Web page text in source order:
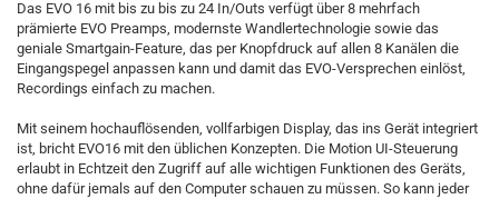
Das EVO 16 mit bis zu bis zu 24 In/Outs verfügt über 8 mehrfach
prämierte EVO Preamps, modernste Wandlertechnologie sowie das
geniale Smartgain-Feature, das per Knopfdruck auf allen 8 Kanälen die
Eingangspegel anpassen kann und damit das EVO-Versprechen einlöst,
Recordings einfach zu machen.
Mit seinem hochauflösenden, vollfarbigen Display, das ins Gerät integriert
ist, bricht EVO16 mit den üblichen Konzepten. Die Motion UI-Steuerung
erlaubt in Echtzeit den Zugriff auf alle wichtigen Funktionen des Geräts,
ohne dafür jemals auf den Computer schauen zu müssen. So kann jeder